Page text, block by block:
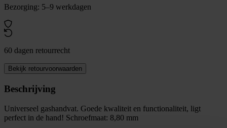
Bezorging: 5–9 werkdagen
60 dagen retourrecht
Bekijk retourvoorwaarden
Beschrijving
Universeel gashandvat. Goede kwaliteit en functionaliteit, ligt
perfect in de hand! Schroefmaat: 8,80 mm